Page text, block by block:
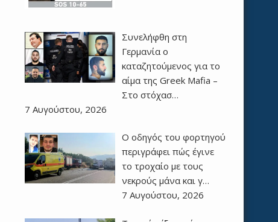
Συνελήφθη στη
Γερμανία ο
καταζητούμενος για το
αίμα της Greek Mafia –
Στο στόχασ…
7 Αυγούστου, 2026
Ο οδηγός του φορτηγού
περιγράφει πώς έγινε
το τροχαίο με τους
νεκρούς μάνα και γ…
7 Αυγούστου, 2026